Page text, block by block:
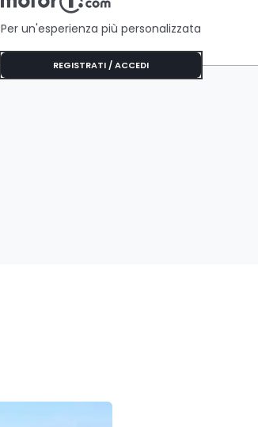
Da Sapere
Per un'esperienza più personalizzata
REGISTRATI / ACCEDI